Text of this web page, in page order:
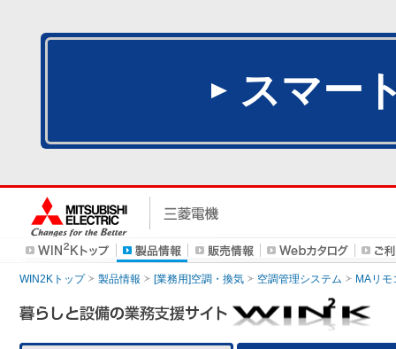
スマー
WIN2Kトップ 製品情報 [業務用]空調・換気 空調管理システム MAリモ